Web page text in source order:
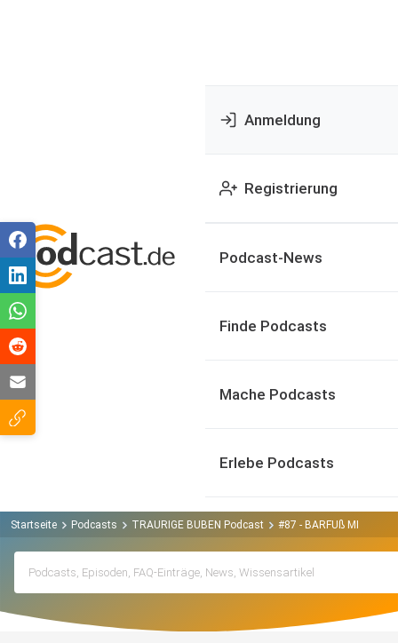
Anmeldung
Registrierung
Podcast-News
Finde Podcasts
Mache Podcasts
Erlebe Podcasts
Startseite Podcasts TRAURIGE BUBEN Podcast #87 - BARFUß MIT